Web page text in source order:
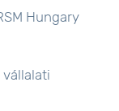
Hungary
vállalati